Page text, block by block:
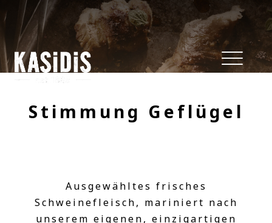
Stimmung Geflügel
Ausgewähltes frisches
Schweinefleisch, mariniert nach
unserem eigenen, einzigartigen